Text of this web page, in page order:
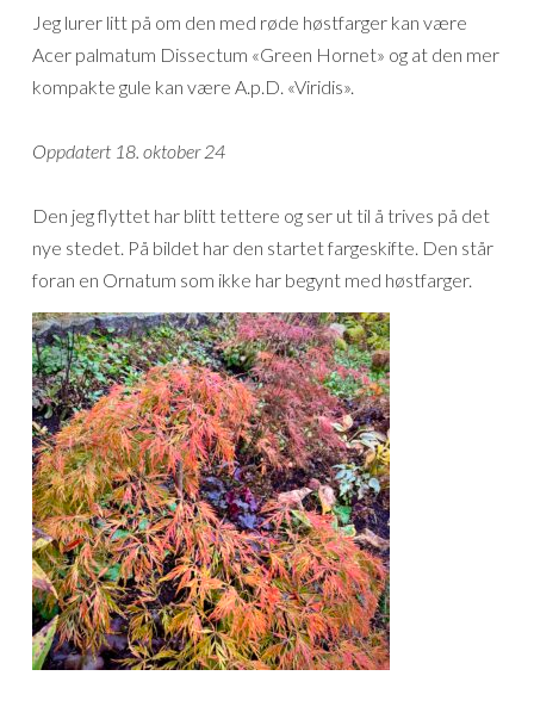
Jeg lurer litt på om den med røde høstfarger kan være
Acer palmatum Dissectum «Green Hornet» og at den mer
kompakte gule kan være A.p.D. «Viridis».
Oppdatert 18. oktober 24
Den jeg flyttet har blitt tettere og ser ut til å trives på det
nye stedet. På bildet har den startet fargeskifte. Den står
foran en Ornatum som ikke har begynt med høstfarger.